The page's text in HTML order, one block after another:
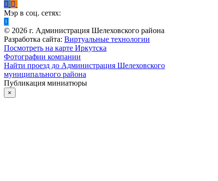
Мэр в соц. сетях:
© 2026 г. Администрация Шелеховского района
Разработка сайта: Виртуальные технологии
Посмотреть на карте Иркутска
Фотографии компании
Найти проезд до Администрация Шелеховского
муниципального района
Публикация миниатюры
×